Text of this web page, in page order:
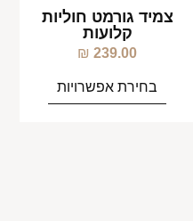
צמיד גורמט חוליות
קלועות
239.00
₪
בחירת אפשרויות